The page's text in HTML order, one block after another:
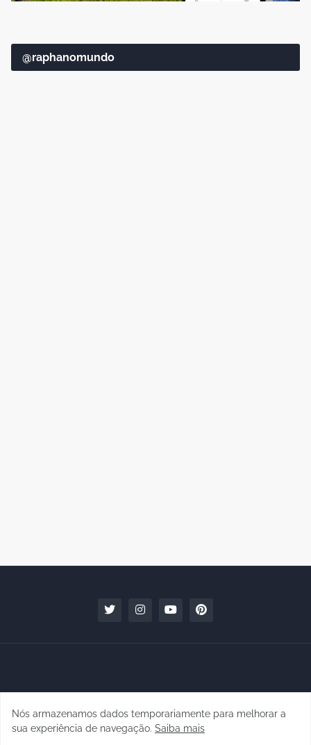
@raphanomundo
Copyright © 2010 - 2026 | raphanomundo
Nós armazenamos dados temporariamente para melhorar a
sua experiência de navegação. Saiba mais